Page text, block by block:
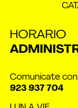
HORARIO
Comunícate
923 937 704